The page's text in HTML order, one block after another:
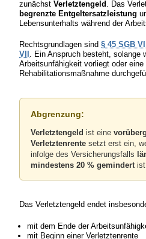
zunächst Verletztengeld . Das
begrenzte Entgeltersatzleistung
Lebensunterhalts während der
Rechtsgrundlagen sind § 45 SGB VII
VII . Ein Anspruch besteht, solange
Arbeitsunfähigkeit vorliegt oder
Rehabilitationsmaßnahme
Abgrenzung:
Verletztengeld ist eine
Verletztenrentesetzt erst ein,
infolge des Versicherungsfalls
mindestens 20 % gemindert
Das Verletztengeld endet
mit dem Ende der
mit Beginn einer Verletztenrente